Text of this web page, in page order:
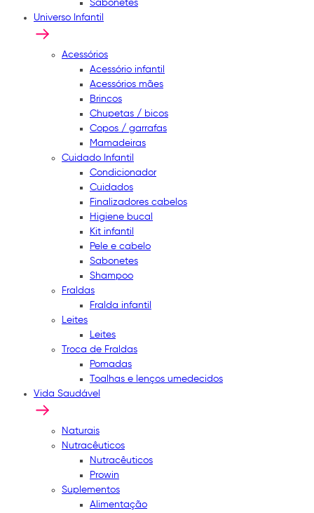
Sabonetes
Universo Infantil
Acessórios
Acessório infantil
Acessórios mães
Brincos
Chupetas / bicos
Copos / garrafas
Mamadeiras
Cuidado Infantil
Condicionador
Cuidados
Finalizadores cabelos
Higiene bucal
Kit infantil
Pele e cabelo
Sabonetes
Shampoo
Fraldas
Fralda infantil
Leites
Leites
Troca de Fraldas
Pomadas
Toalhas e lenços umedecidos
Vida Saudável
Naturais
Nutracêuticos
Nutracêuticos
Prowin
Suplementos
Alimentação